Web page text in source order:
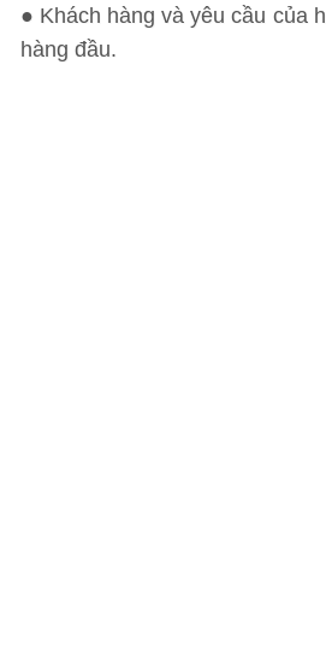
● Khách hàng và yêu cầu của
hàng đầu.